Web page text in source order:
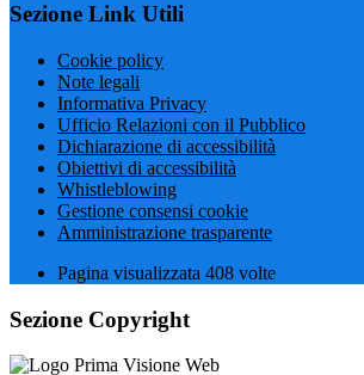
Sezione Link Utili
Cookie policy
Note legali
Informativa Privacy
Ufficio Relazioni con il Pubblico
Dichiarazione di accessibilità
Obiettivi di accessibilità
Whistleblowing
Gestione consensi cookie
Amministrazione trasparente
Pagina visualizzata 408 volte
Sezione Copyright